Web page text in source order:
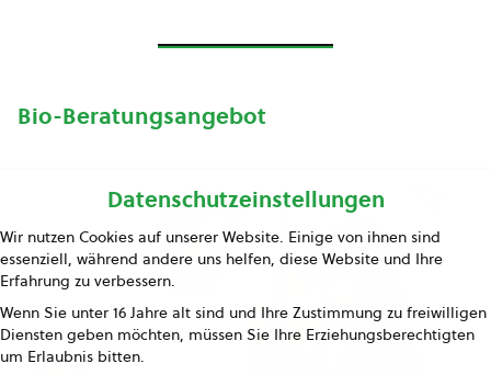
Bio-Beratungsangebot
Datenschutzeinstellungen
Wir nutzen Cookies auf unserer Website. Einige von ihnen sind
essenziell, während andere uns helfen, diese Website und Ihre
Erfahrung zu verbessern.
Wenn Sie unter 16 Jahre alt sind und Ihre Zustimmung zu freiwilligen
Diensten geben möchten, müssen Sie Ihre Erziehungsberechtigten
um Erlaubnis bitten.